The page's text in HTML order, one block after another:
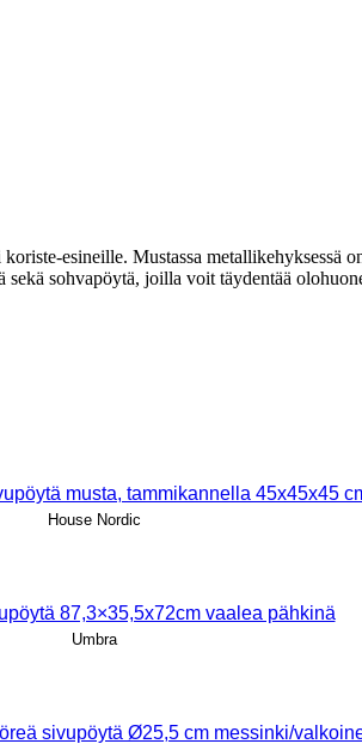
esineille. Mustassa metallikehyksessä
sohvapöytä, joilla voit täydentää
musta, tammikannella 45x45x45
House Nordic
87,3×35,5x72cm vaalea pähkinä
Umbra
sivupöytä Ø25,5 cm messinki/